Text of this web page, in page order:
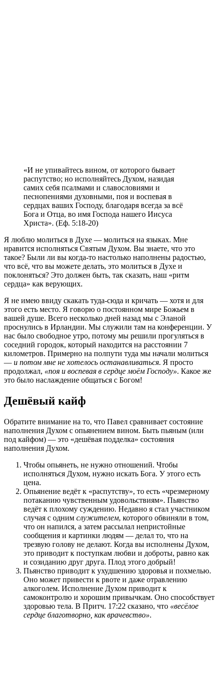
«И не упивайтесь вином, от которого бывает
распутство; но исполняйтесь Духом, назидая
самих себя псалмами и славословиями и
песнопениями духовными, поя и воспевая в
сердцах ваших Господу, благодаря всегда за всё
Бога и Отца, во имя Господа нашего Иисуса
Христа». (Еф. 5:18-20)
Я люблю молиться в Духе — молиться на языках. Мне
нравится исполняться Святым Духом. Вы знаете, что это
такое? Были ли вы когда-то настолько наполнены радостью,
что всё, что вы можете делать, это молиться в Духе и
поклоняться? Это должен быть, так сказать, наш «ритм
сердца» как верующих.
Я не имею ввиду скакать туда-сюда и кричать — хотя и для
этого есть место. Я говорю о постоянном мире Божьем в
вашей душе. Всего несколько дней назад мы с Эланой
проснулись в Ирландии. Мы служили там на конференции. У
нас было свободное утро, потому мы решили прогуляться в
соседний городок, который находится на расстоянии 7
километров. Примерно на полпути туда мы начали молиться
— и потом мне не хотелось останавливаться. Я просто
продолжал, «поя и воспевая в сердце моём Господу». Какое же
это было наслаждение общаться с Богом!
Дешёвый кайф
Обратите внимание на то, что Павел сравнивает состояние
наполнения Духом с опьянением вином. Быть пьяным (или
под кайфом) — это «дешёвая подделка» состояния
наполнения Духом.
Чтобы опьянеть, не нужно отношений. Чтобы
исполняться Духом, нужно искать Бога. У этого есть
цена.
Опьянение ведёт к «распутству», то есть «чрезмерному
потаканию чувственным удовольствиям». Пьянство
ведёт к плохому суждению. Недавно я стал участником
случая с одним служителем, которого обвиняли в том,
что он напился, а затем рассылал непристойные
сообщения и картинки людям — делал то, что на
трезвую голову не делают. Когда вы исполнены Духом,
это приводит к поступкам любви и доброты, равно как
и созиданию друг друга. Плод этого добрый!
Пьянство приводит к ухудшению здоровья и похмелью.
Оно может привести к рвоте и даже отравлению
алкоголем. Исполнение Духом приводит к
самоконтролю и хорошим привычкам. Оно способствует
здоровью тела. В Притч. 17:22 сказано, что «весёлое
сердце благотворно, как врачевство».